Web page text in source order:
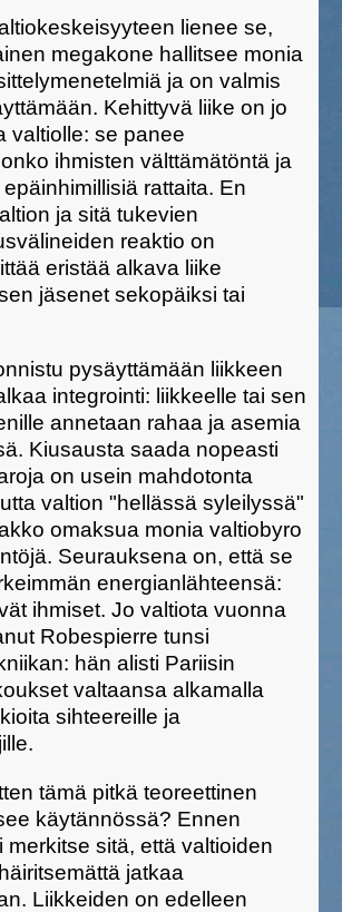
lienee se,
megakone hallitsee monia
ja on valmis
Kehittyvä liike on jo
valtiolle: se panee
ihmisten välttämätöntä ja
rattaita. En
ja sitä tukevien
reaktio on
eristää alkava liike
jäsenet sekopäiksi tai
pysäyttämään liikkeen
integrointi: liikkeelle tai sen
annetaan rahaa ja asemia
Kiusausta saada nopeasti
on usein mahdotonta
valtion "hellässä syleilyssä"
omaksua monia valtiobyro
Seurauksena on, että se
energianlähteensä:
ihmiset. Jo valtiota vuonna
Robespierre tunsi
hän alisti Pariisin
valtaansa alkamalla
sihteereille ja
tämä pitkä teoreettinen
käytännössä? Ennen
merkitse sitä, että valtioiden
jatkaa
Liikkeiden on edelleen